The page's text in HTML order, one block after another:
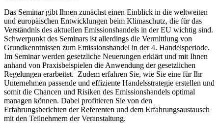
Das Seminar gibt Ihnen zunächst einen Einblick in die weltweiten
und europäischen Entwicklungen beim Klimaschutz, die für das
Verständnis des aktuellen Emissionshandels in der EU wichtig sind.
Schwerpunkt des Seminars ist allerdings die Vermittlung von
Grundkenntnissen zum Emissionshandel in der 4. Handelsperiode.
Im Seminar werden gesetzliche Neuerungen erklärt und mit Ihnen
anhand von Praxisbeispielen die Anwendung der gesetzlichen
Regelungen erarbeitet. Zudem erfahren Sie, wie Sie eine für Ihr
Unternehmen passende und effiziente Handelsstrategie erstellen und
somit die Chancen und Risiken des Emissionshandels optimal
managen können. Dabei profitieren Sie von den
Erfahrungsberichten der Referenten und dem Erfahrungsaustausch
mit den Teilnehmern der Veranstaltung.